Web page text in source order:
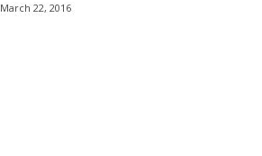
March 22, 2016